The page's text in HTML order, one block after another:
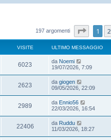
197 argomenti Pagina
1 2
VISITE ULTIMO MESSAGGIO
6023 da Noemi
19/07/2026, 7:09
2623 da giogen
09/05/2026, 22:09
2989 da Ennio56
22/03/2026, 16:54
22406 da Ruddu
11/03/2026, 18:27